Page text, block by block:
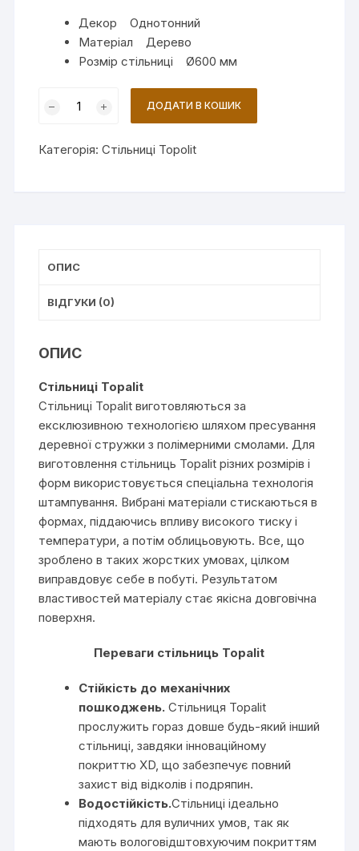
Декор Однотонний
Матеріал Дерево
Розмір стільниці Ø600 мм
(0402)
ДОДАТИ В КОШИК
Категорія:Стільниці Topolit
ОПИС
ВІДГУКИ (0)
ОПИС
Cтільниці Topalit
Стільниці Topalit виготовляються за
ексклюзивною технологією шляхом пресування
деревної стружки з полімерними смолами. Для
виготовлення стільниць Topalit різних розмірів і
форм використовується спеціальна технологія
штампування. Вибрані матеріали стискаються в
формах, піддаючись впливу високого тиску і
температури, а потім облицьовують. Все, що
зроблено в таких жорстких умовах, цілком
виправдовує себе в побуті. Результатом
властивостей матеріалу стає якісна довговічна
поверхня.
Переваги стільниць Topalit
Стійкість до механічних
пошкоджень.Стільниця Topalit
прослужить гораз довше будь-який інший
стільниці, завдяки інноваційному
покриттю XD, що забезпечує повний
захист від відколів і подряпин.
Водостійкість.Стільниці ідеально
підходять для вуличних умов, так як
мають вологовідштовхуючим покриттям